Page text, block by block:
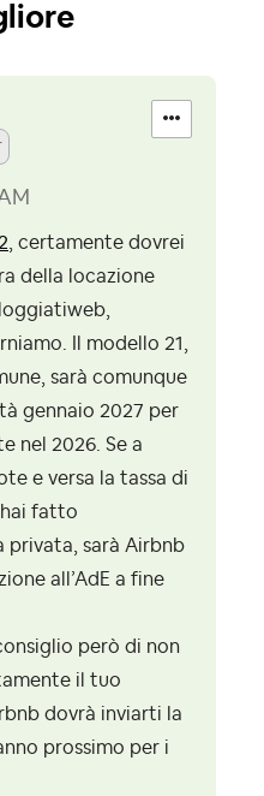
, certamente dovrei
della locazione
Il modello 21,
sarà comunque
gennaio 2027 per
nel 2026. Se a
e versa la tassa di
fatto
privata, sarà Airbnb
all’AdE a fine
però di non
il tuo
dovrà inviarti la
prossimo per i